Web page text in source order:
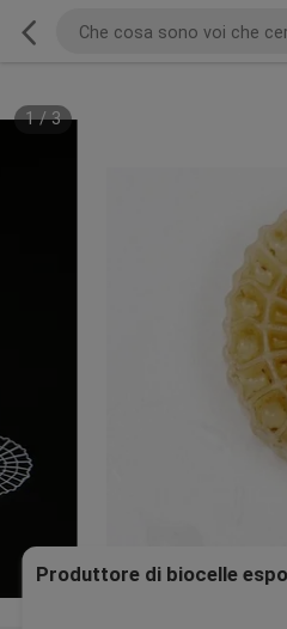
1/3
Produttore di biocelle